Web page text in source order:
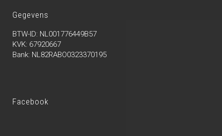
Gegevens
BTW-ID: NL001776449B57
KVK: 67920667
Bank: NL82RABO0323370195
Facebook